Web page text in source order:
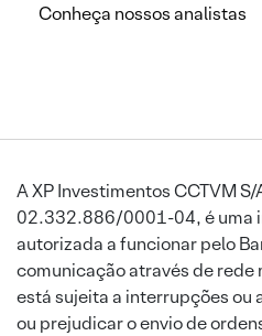
Conheça nossos analistas
A XP Investimentos CCTVM
02.332.886/0001-04, é uma
autorizada a funcionar pelo
comunicação através de
está sujeita a interrupções ou
ou prejudicar o envio de